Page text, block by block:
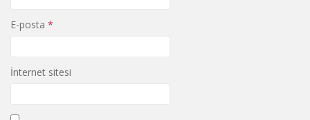
E-posta *
İnternet sitesi